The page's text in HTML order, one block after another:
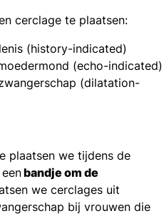
cerclage te plaatsen:
(history-indicated)
(echo-indicated)
(dilatation-
plaatsen we tijdens de
bandje om de
we cerclages uit
bij vrouwen die